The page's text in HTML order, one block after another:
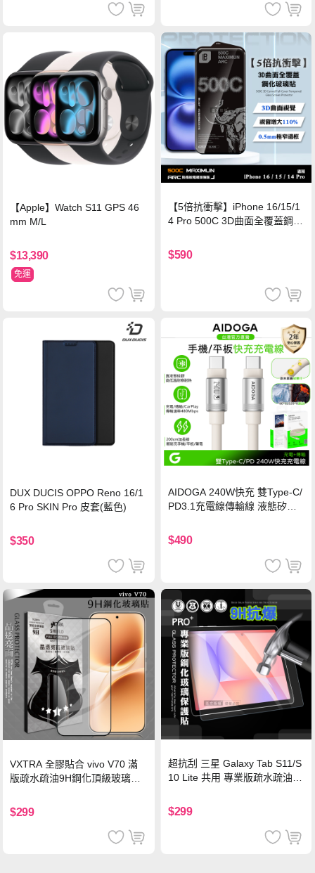
【Apple】Watch S11 GPS 46
mm M/L
$13,390
免運
【5倍抗衝擊】iPhone 16/15/1
4 Pro 500C 3D曲面全覆蓋鋼化
保護貼
$590
DUX DUCIS OPPO Reno 16/1
6 Pro SKIN Pro 皮套(藍色)
$350
AIDOGA 240W快充 雙Type-C/
PD3.1充電線傳輸線 液態矽膠
機/平板/筆電
$490
VXTRA 全膠貼合 vivo V70 滿
版疏水疏油9H鋼化頂級玻璃貼
$299
超抗刮 三星 Galaxy Tab S11/S
10 Lite 共用 專業版疏水疏油9
$299